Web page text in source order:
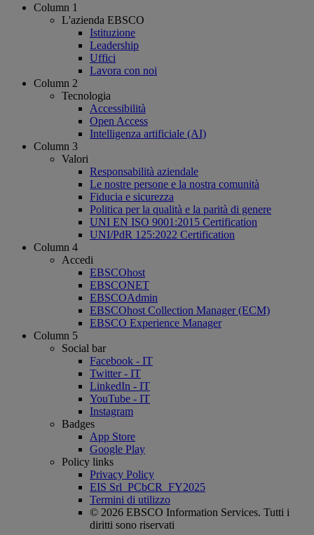
Column 1
L'azienda EBSCO
Istituzione
Leadership
Uffici
Lavora con noi
Column 2
Tecnologia
Accessibilità
Open Access
Intelligenza artificiale (AI)
Column 3
Valori
Responsabilità aziendale
Le nostre persone e la nostra comunità
Fiducia e sicurezza
Politica per la qualità e la parità di genere
UNI EN ISO 9001:2015 Certification
UNI/PdR 125:2022 Certification
Column 4
Accedi
EBSCOhost
EBSCONET
EBSCOAdmin
EBSCOhost Collection Manager (ECM)
EBSCO Experience Manager
Column 5
Social bar
Facebook - IT
Twitter - IT
LinkedIn - IT
YouTube - IT
Instagram
Badges
App Store
Google Play
Policy links
Privacy Policy
EIS Srl_PCbCR_FY2025
Termini di utilizzo
© 2026 EBSCO Information Services. Tutti i
diritti sono riservati